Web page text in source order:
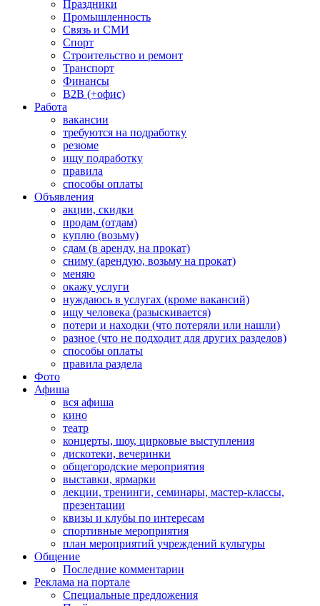
Праздники
Промышленность
Связь и СМИ
Спорт
Строительство и ремонт
Транспорт
Финансы
B2B (+офис)
Работа
вакансии
требуются на подработку
резюме
ищу подработку
правила
способы оплаты
Объявления
акции, скидки
продам (отдам)
куплю (возьму)
сдам (в аренду, на прокат)
сниму (арендую, возьму на прокат)
меняю
окажу услуги
нуждаюсь в услугах (кроме вакансий)
ищу человека (разыскивается)
потери и находки (что потеряли или нашли)
разное (что не подходит для других разделов)
способы оплаты
правила раздела
Фото
Афиша
вся афиша
кино
театр
концерты, шоу, цирковые выступления
дискотеки, вечеринки
общегородские мероприятия
выставки, ярмарки
лекции, тренинги, семинары, мастер-классы,
презентации
квизы и клубы по интересам
спортивные мероприятия
план мероприятий учреждений культуры
Общение
Последние комментарии
Реклама на портале
Специальные предложения